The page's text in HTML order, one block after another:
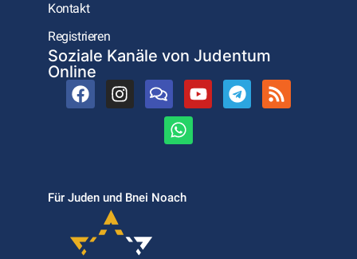
Kontakt
Registrieren
Soziale Kanäle von Judentum
Online
Für Juden und Bnei Noach